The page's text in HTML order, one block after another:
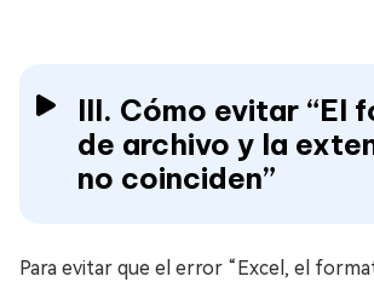
III. Cómo evitar “El
de archivo y la
no coinciden”
Para evitar que el error “Excel, el